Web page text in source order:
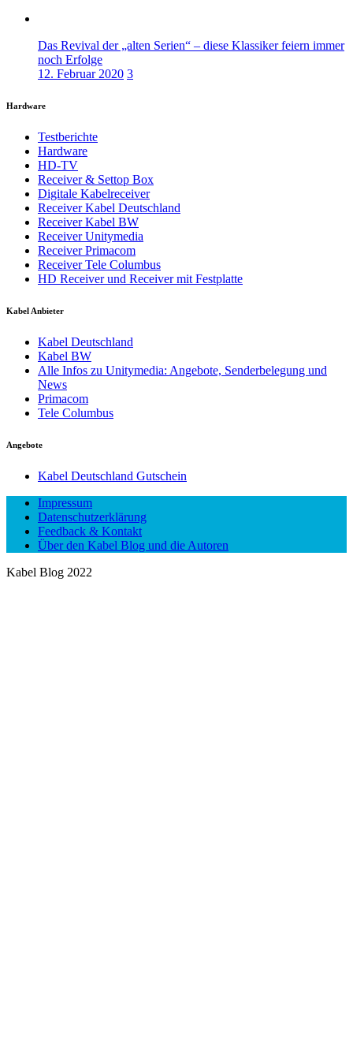
Das Revival der „alten Serien“ – diese Klassiker feiern immer
noch Erfolge
12. Februar 2020 3
Hardware
Testberichte
Hardware
HD-TV
Receiver & Settop Box
Digitale Kabelreceiver
Receiver Kabel Deutschland
Receiver Kabel BW
Receiver Unitymedia
Receiver Primacom
Receiver Tele Columbus
HD Receiver und Receiver mit Festplatte
Kabel Anbieter
Kabel Deutschland
Kabel BW
Alle Infos zu Unitymedia: Angebote, Senderbelegung und
News
Primacom
Tele Columbus
Angebote
Kabel Deutschland Gutschein
Impressum
Datenschutzerklärung
Feedback & Kontakt
Über den Kabel Blog und die Autoren
Kabel Blog 2022